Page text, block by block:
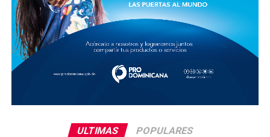
ULTIMAS POPULARES